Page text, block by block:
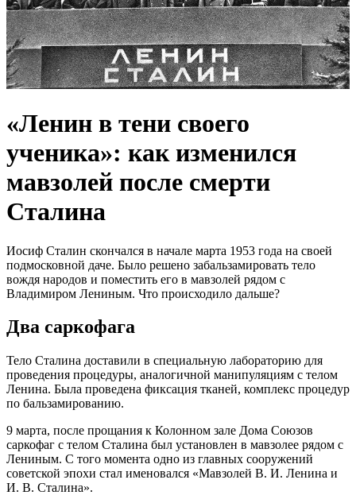
«Ленин в тени своего
ученика»: как изменился
мавзолей после смерти
Сталина
Иосиф Сталин скончался в начале марта 1953 года на своей
подмосковной даче. Было решено забальзамировать тело
вождя народов и поместить его в мавзолей рядом с
Владимиром Лениным. Что происходило дальше?
Два саркофага
Тело Сталина доставили в специальную лабораторию для
проведения процедуры, аналогичной манипуляциям с телом
Ленина. Была проведена фиксация тканей, комплекс процедур
по бальзамированию.
9 марта, после прощания к Колонном зале Дома Союзов
саркофаг с телом Сталина был установлен в мавзолее рядом с
Лениным. С того момента одно из главных сооружений
советской эпохи стал именовался «Мавзолей В. И. Ленина и
И. В. Сталина».